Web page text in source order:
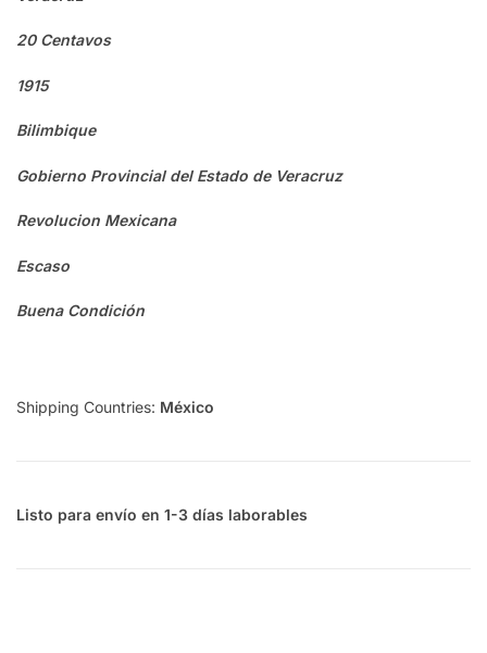
20 Centavos
1915
Bilimbique
Gobierno Provincial del Estado de Veracruz
Revolucion Mexicana
Escaso
Buena Condición
Shipping Countries: México
Listo para envío en 1-3 días laborables